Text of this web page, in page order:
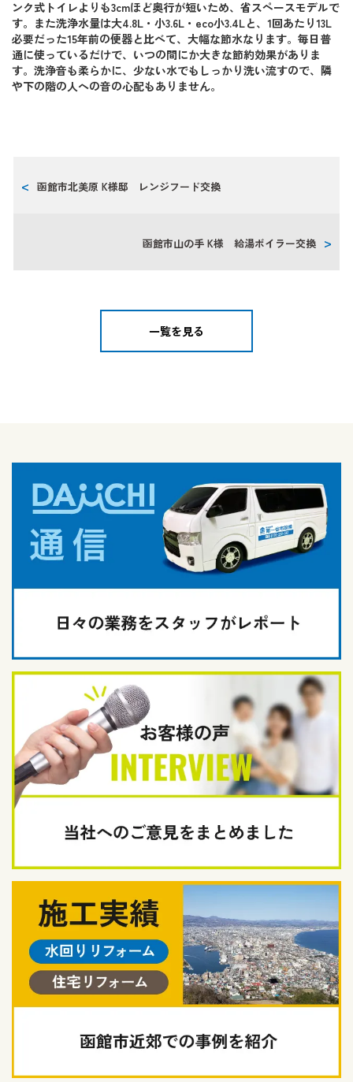
ンク式トイレよりも3cmほど奥行が短いため、省スペースモデルで
す。また洗浄水量は大4.8L・小3.6L・eco小3.4Lと、1回あたり13L
必要だった15年前の便器と比べて、大幅な節水なります。毎日普
通に使っているだけで、いつの間にか大きな節約効果がありま
す。洗浄音も柔らかに、少ない水でもしっかり洗い流すので、隣
や下の階の人への音の心配もありません。
函館市北美原 K様邸 レンジフード交換
函館市山の手 K様 給湯ボイラー交換
一覧を見る